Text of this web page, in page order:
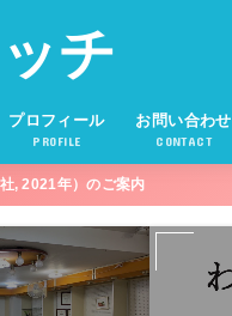
チ
プロフィール
PROFILE
お問い合わせ
CONTACT
, 2021年）のご案内